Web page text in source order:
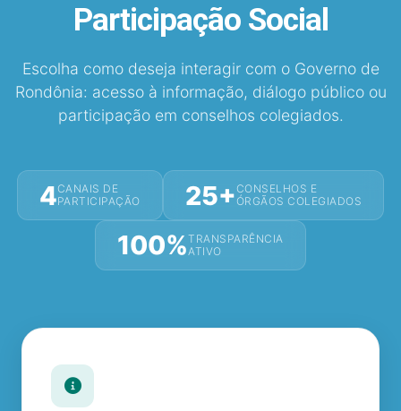
Participação Social
Escolha como deseja interagir com o Governo de
Rondônia: acesso à informação, diálogo público ou
participação em conselhos colegiados.
4CANAIS DE
PARTICIPAÇÃO
25+CONSELHOS E
ÓRGÃOS COLEGIADOS
100%TRANSPARÊNCIA
ATIVO